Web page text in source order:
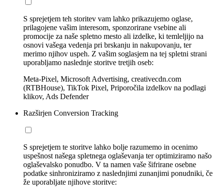
S sprejetjem teh storitev vam lahko prikazujemo oglase,
prilagojene vašim interesom, sponzorirane vsebine ali
promocije za naše spletno mesto ali izdelke, ki temleljijo na
osnovi vašega vedenja pri brskanju in nakupovanju, ter
merimo njihov uspeh. Z vašim soglasjem na tej spletni strani
uporabljamo naslednje storitve tretjih oseb:
Meta-Pixel, Microsoft Advertising, creativecdn.com
(RTBHouse), TikTok Pixel, Priporočila izdelkov na podlagi
klikov, Ads Defender
Razširjen Conversion Tracking
S sprejetjem te storitve lahko bolje razumemo in ocenimo
uspešnost našega spletnega oglaševanja ter optimiziramo našo
oglaševalsko ponudbo. V ta namen vaše šifrirane osebne
podatke sinhroniziramo z naslednjimi zunanjimi ponudniki, če
že uporabljate njihove storitve: